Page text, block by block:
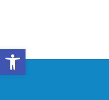
Abrir barra de herramientas